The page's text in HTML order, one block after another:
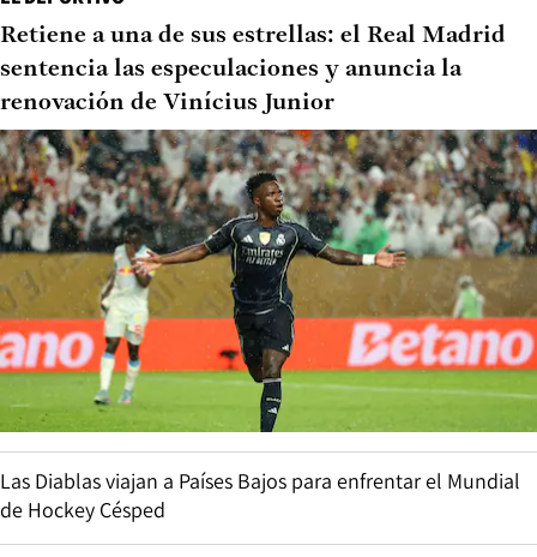
Retiene a una de sus estrellas: el Real Madrid
sentencia las especulaciones y anuncia la
renovación de Vinícius Junior
Las Diablas viajan a Países Bajos para enfrentar el Mundial
de Hockey Césped